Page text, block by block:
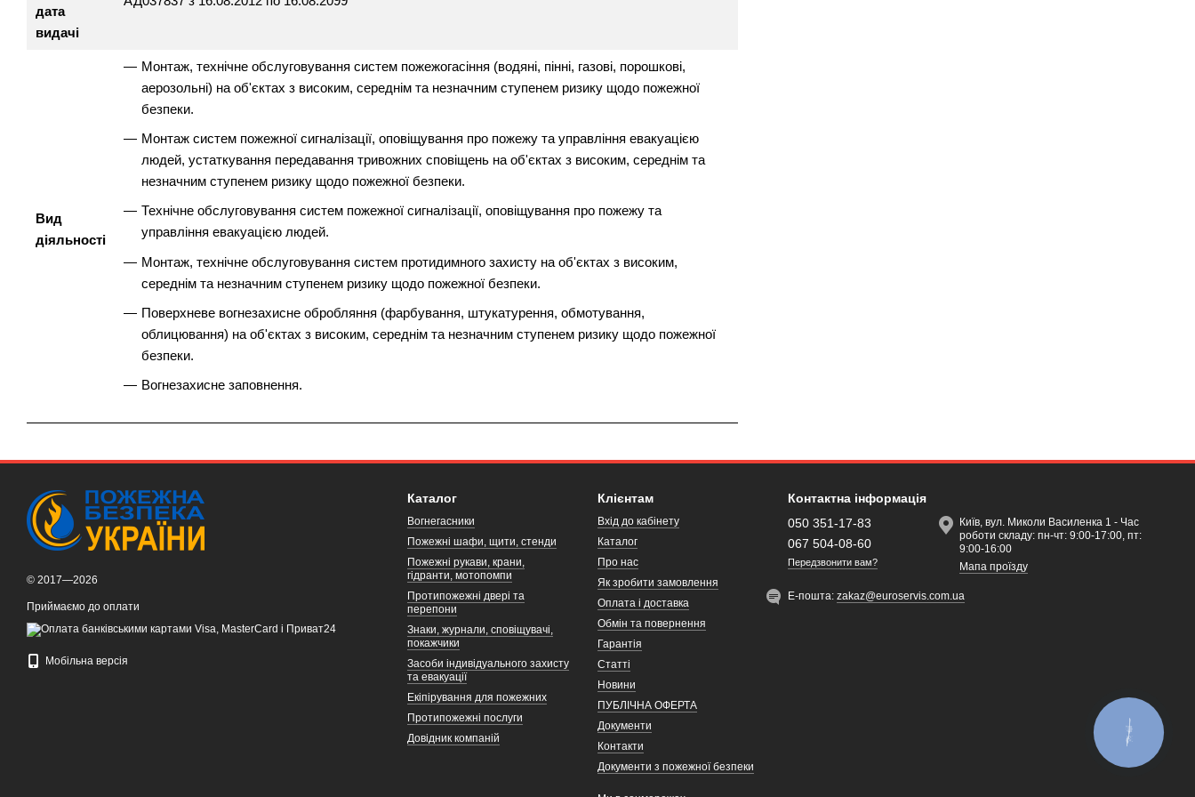
дата
видачі
Вид
діяльності
Монтаж, технічне обслуговування систем пожежогасіння (водяні, пінні, газові, порошкові,
аерозольні) на об'єктах з високим, середнім та незначним ступенем ризику щодо пожежної
безпеки.
Монтаж систем пожежної сигналізації, оповіщування про пожежу та управління евакуацією
людей, устаткування передавання тривожних сповіщень на об'єктах з високим, середнім та
незначним ступенем ризику щодо пожежної безпеки.
Технічне обслуговування систем пожежної сигналізації, оповіщування про пожежу та
управління евакуацією людей.
Монтаж, технічне обслуговування систем протидимного захисту на об'єктах з високим,
середнім та незначним ступенем ризику щодо пожежної безпеки.
Поверхневе вогнезахисне обробляння (фарбування, штукатурення, обмотування,
облицювання) на об'єктах з високим, середнім та незначним ступенем ризику щодо пожежної
безпеки.
Вогнезахисне заповнення.
© 2017—2026
Приймаємо до оплати
Мобільна версія
Каталог
Вогнегасники
Пожежні шафи, щити, стенди
Пожежні рукави, крани,
гідранти, мотопомпи
Протипожежні двері та
перепони
Знаки, журнали, сповіщувачі,
покажчики
Засоби індивідуального захисту
та евакуації
Екіпірування для пожежних
Протипожежні послуги
Довідник компаній
Клієнтам
Вхід до кабінету
Каталог
Про нас
Як зробити замовлення
Оплата і доставка
Обмін та повернення
Гарантія
Статті
Новини
ПУБЛІЧНА ОФЕРТА
Документи
Контакти
Документи з пожежної безпеки
Контактна інформація
050 351-17-83
067 504-08-60
Передзвонити вам?
Київ, вул. Миколи Василенка 1 - Час
роботи складу: пн-чт: 9:00-17:00, пт:
9:00-16:00
Мапа проїзду
Е-пошта:zakaz@euroservis.com.ua
КНОПКА
ЗВ'ЯЗКУ